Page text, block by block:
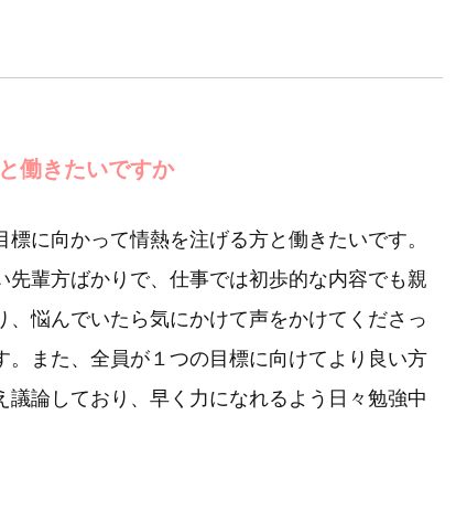
働きたいですか
に向かって情熱を注げる方と働きたいです。
先輩方ばかりで、仕事では初歩的な内容でも親
、悩んでいたら気にかけて声をかけてくださっ
。また、全員が１つの目標に向けてより良い方
議論しており、早く力になれるよう日々勉強中